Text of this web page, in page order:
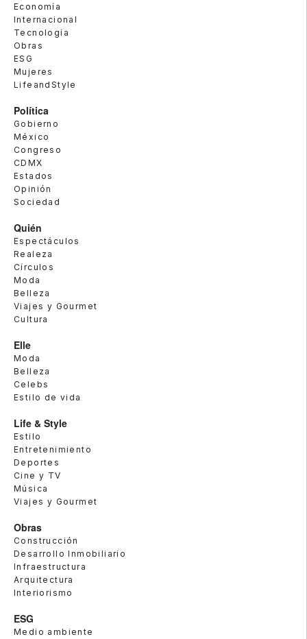
Economía
Internacional
Tecnología
Obras
ESG
Mujeres
LifeandStyle
Política
Gobierno
México
Congreso
CDMX
Estados
Opinión
Sociedad
Quién
Espectáculos
Realeza
Círculos
Moda
Belleza
Viajes y Gourmet
Cultura
Elle
Moda
Belleza
Celebs
Estilo de vida
Life & Style
Estilo
Entretenimiento
Deportes
Cine y TV
Música
Viajes y Gourmet
Obras
Construcción
Desarrollo Inmobiliario
Infraestructura
Arquitectura
Interiorismo
ESG
Medio ambiente